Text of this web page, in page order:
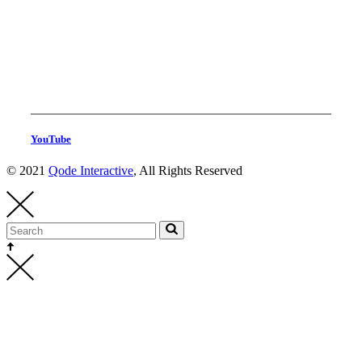
YouTube
© 2021 Qode Interactive, All Rights Reserved